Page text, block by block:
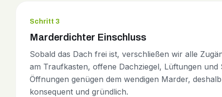
Schritt 3
Marderdichter Einschluss
Sobald das Dach frei ist, verschließen wir alle
am Traufkasten, offene Dachziegel, Lüftungen und
Öffnungen genügen dem wendigen Marder,
konsequent und gründlich.